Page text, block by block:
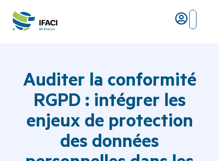
Auditer la conformité
RGPD : intégrer les
enjeux de protection
des données